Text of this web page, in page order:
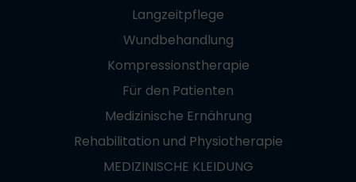
Langzeitpflege
Wundbehandlung
Kompressionstherapie
Für den Patienten
Medizinische Ernährung
Rehabilitation und Physiotherapie
MEDIZINISCHE KLEIDUNG